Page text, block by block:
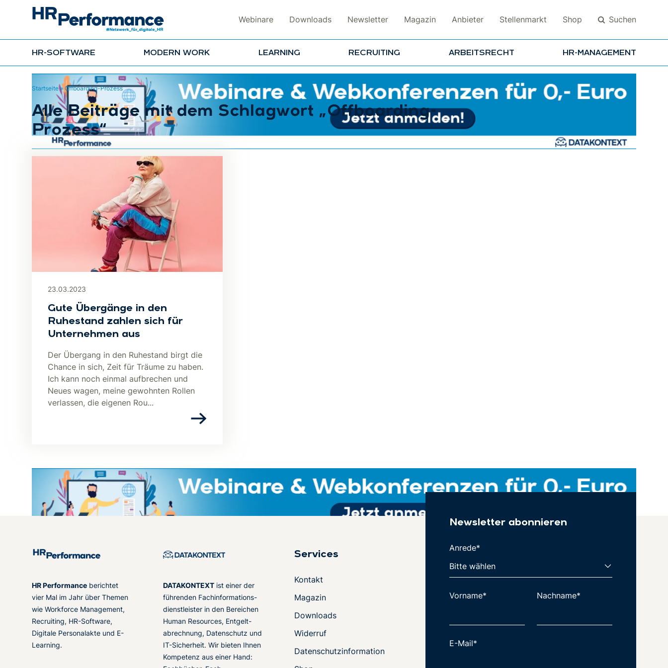
Webinare Downloads Newsletter Magazin Anbieter Stellenmarkt Shop Suchen
HR-SOFTWARE MODERN WORK LEARNING RECRUITING ARBEITSRECHT HR-MANAGEMENT
Suchen
Startseite»Offboarding-Prozess
Alle Beiträge mit dem Schlagwort „Offboarding-
Prozess“
23.03.2023
Gute Übergänge in den
Ruhestand zahlen sich für
Unternehmen aus
Der Übergang in den Ruhestand birgt die
Chance in sich, Zeit für Träume zu haben.
Ich kann noch einmal aufbrechen und
Neues wagen, meine gewohnten Rollen
verlassen, die eigenen Rou...
HR Performance berichtet
vier Mal im Jahr über Themen
wie Workforce Management,
Recruiting, HR-Software,
Digitale Personalakte und E-
Learning.
DATAKONTEXT ist einer der
führenden Fachinformations-
dienstleister in den Bereichen
Human Resources, Entgelt-
abrechnung, Datenschutz und
IT-Sicherheit. Wir bieten Ihnen
Kompetenz aus einer Hand:
Services
Kontakt
Magazin
Downloads
Widerruf
Datenschutzinformation
Newsletter abonnieren
Anrede*
Vorname* Nachname*
E-Mail*